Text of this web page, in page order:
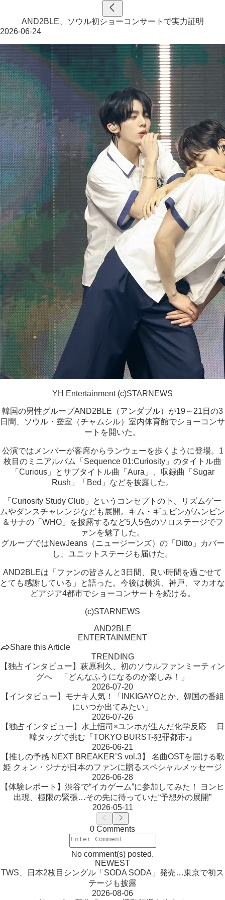
AND2BLE、ソウル初ショーコンサートで実力証明
2026-06-24
YH Entertainment (c)STARNEWS
韓国の男性グループAND2BLE（アンダブル）が19～21日の3
日間、ソウル・蚕室（チャムシル）室内体育館でショーコンサ
ートを開いた。
公演ではメンバーが客席からランウェーを歩くように登場。1
枚目のミニアルバム「Sequence 01:Curiosity」のタイトル曲
「Curious」とサブタイトル曲「Aura」、収録曲「Sugar
Rush」「Bed」などを披露した。
「Curiosity Study Club」というコンセプトの下、リズムゲー
ムやダンスチャレンジなども展開。キム・ギュビンがムンビン
＆サナの「WHO」を披露するなど5人5色のソロステージでフ
ァンを魅了した。
グループではNewJeans（ニュージーンズ）の「Ditto」カバー
し、ユニットステージも届けた。
AND2BLEは「ファンの皆さんと3日間、良い時間を過ごせて
とても感謝している」と語った。今後は横浜、神戸、マカオな
どアジア4都市でショーコンサートを続ける。
(c)STARNEWS
AND2BLE
ENTERTAINMENT
Share this Article
TRENDING
【独占インタビュー】萩原利久、初のソウルファンミーティン
グへ 「どんなふうになるのか楽しみ！」
2026-07-20
【インタビュー】モナキ人気！「INKIGAYOとか、韓国の番組
にいつか出てみたい」
2026-07-26
【独占インタビュー】水上恒司×ユンホが生んだ化学反応 日
韓タッグで挑む『TOKYO BURST-犯罪都市-』
2026-06-21
【推しの予感 NEXT BREAKER’S vol.3】 名曲OSTを届ける歌
姫 クォン・ジナが日本のファンに贈るスペシャルメッセージ
2026-06-28
【体験レポート】渋谷で“イカゲーム”に参加してみた！ ヨンヒ
出現、極限の緊張…その先に待っていた“予想外の展開”
2026-05-11
0 Comments
No comment(s) posted.
NEWEST
TWS、日本2枚目シングル「SODA SODA」発売…東京で初ス
テージも披露
2026-08-06